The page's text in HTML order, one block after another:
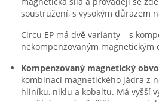
soustružení, s vysokým důrazem
Circu EP má dvě varianty – s
nekompenzovaným magnetickým
Kompenzovaný magnetický
kombinací magnetického jádra z
hliníku, niklu a kobaltu. Má vyšší